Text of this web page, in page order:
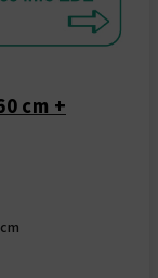
cm +